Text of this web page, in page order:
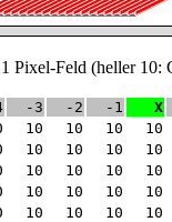
Pixel-Feld (heller 10:
-3 -2 -1 X
10 10 10 10
10 10 10 10
10 10 10 10
10 10 10 10
10 10 10 10